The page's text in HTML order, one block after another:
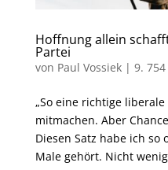
Hoffnung allein
Partei
von Paul Vossiek| 9.
„So eine richtige
mitmachen. Aber
Diesen Satz habe ich
Male gehört. Nicht